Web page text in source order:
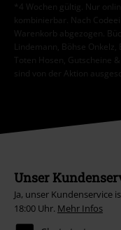
*4 Wochen gültig. Nur
kombinierbar. Nach
Warenkorb abgezogen.
Lindemann, Böhse
Toten Hosen, Gutscheine
sind von der Aktion
Unser
Ja, unser Kundenservice
18:00 Uhr. Mehr Infos